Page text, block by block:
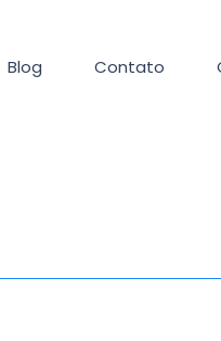
Blog Contato